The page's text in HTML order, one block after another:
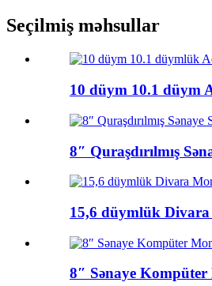
Seçilmiş məhsullar
10 düym 10.1 düym
8″ Quraşdırılmış
15,6 düymlük Divara
8″ Sənaye Kompüter